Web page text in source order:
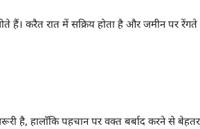
करैत रात में सक्रिय होता है और जमीन पर रेंगते
है, हालाँकि पहचान पर वक्त बर्बाद करने से